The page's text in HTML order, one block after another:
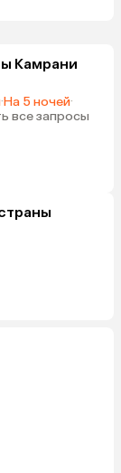
Камрани
·На 5 ночей·
все запросы